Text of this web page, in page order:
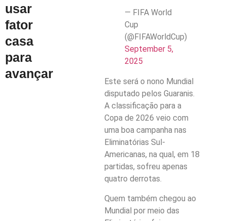
usar
fator
casa
para
avançar
— FIFA World
Cup
(@FIFAWorldCup)
September 5,
2025
Este será o nono Mundial
disputado pelos Guaranis.
A classificação para a
Copa de 2026 veio com
uma boa campanha nas
Eliminatórias Sul-
Americanas, na qual, em 18
partidas, sofreu apenas
quatro derrotas.
Quem também chegou ao
Mundial por meio das